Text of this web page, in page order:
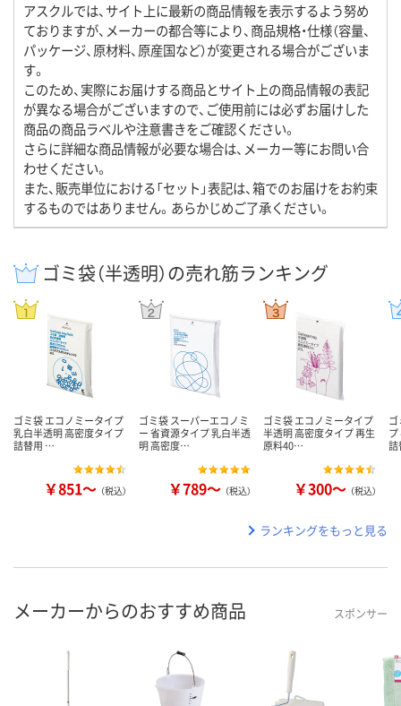
アスクルでは、サイト上に最新の商品情報を表示するよう努め
ておりますが、メーカーの都合等により、商品規格・仕様（容量、
パッケージ、原材料、原産国など）が変更される場合がございま
す。
このため、実際にお届けする商品とサイト上の商品情報の表記
が異なる場合がございますので、ご使用前には必ずお届けした
商品の商品ラベルや注意書きをご確認ください。
さらに詳細な商品情報が必要な場合は、メーカー等にお問い合
わせください。
また、販売単位における「セット」表記は、箱でのお届けをお約束
するものではありません。あらかじめご了承ください。
ゴミ袋（半透明）の売れ筋ランキング
ゴミ袋 エコノミータイプ
乳白半透明 高密度タイプ
詰替用 …
￥851～ （税込）
ゴミ袋 スーパーエコノミ
ー 省資源タイプ 乳白半透
明 高密度…
￥789～ （税込）
ゴミ袋 エコノミータイプ
半透明 高密度タイプ 再生
原料40…
￥300～ （税込）
ランキングをもっと見る
メーカーからのおすすめ商品 スポンサー